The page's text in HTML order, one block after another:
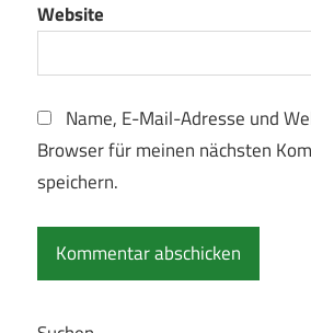
Website
Name, E-Mail-Adresse und
Browser für meinen nächsten
speichern.